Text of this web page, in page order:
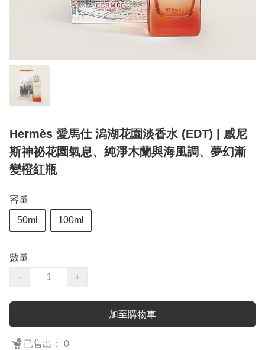
Hermès 愛馬仕 潟湖花園淡香水 (EDT) | 威尼
斯神祕花園氣息、純淨木蘭與海風調、夢幻漸
變橙紅瓶
容量
50ml 100ml
數量
−
+
加至購物車
已售出： 0